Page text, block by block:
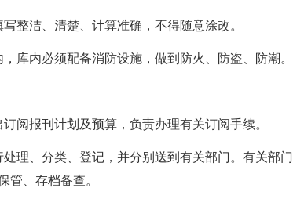
整洁、清楚、计算准确，不得随意涂改。
库内必须配备消防设施，做到防火、防盗、防潮。
阅报刊计划及预算，负责办理有关订阅手续。
理、分类、登记，并分别送到有关部门。有关部门
管、存档备查。